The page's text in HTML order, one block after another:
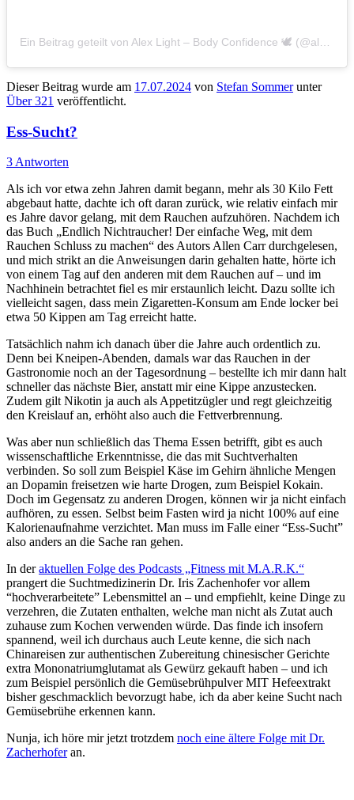
Dieser Beitrag wurde am 17.07.2024 von Stefan Sommerunter
Über 321 veröffentlicht.
Ess-Sucht?
3 Antworten
Als ich vor etwa zehn Jahren damit begann, mehr als 30 Kilo Fett
abgebaut hatte, dachte ich oft daran zurück, wie relativ einfach mir
es Jahre davor gelang, mit dem Rauchen aufzuhören. Nachdem ich
das Buch „Endlich Nichtraucher! Der einfache Weg, mit dem
Rauchen Schluss zu machen“ des Autors Allen Carr durchgelesen,
und mich strikt an die Anweisungen darin gehalten hatte, hörte ich
von einem Tag auf den anderen mit dem Rauchen auf – und im
Nachhinein betrachtet fiel es mir erstaunlich leicht. Dazu sollte ich
vielleicht sagen, dass mein Zigaretten-Konsum am Ende locker bei
etwa 50 Kippen am Tag erreicht hatte.
Tatsächlich nahm ich danach über die Jahre auch ordentlich zu.
Denn bei Kneipen-Abenden, damals war das Rauchen in der
Gastronomie noch an der Tagesordnung – bestellte ich mir dann halt
schneller das nächste Bier, anstatt mir eine Kippe anzustecken.
Zudem gilt Nikotin ja auch als Appetitzügler und regt gleichzeitig
den Kreislauf an, erhöht also auch die Fettverbrennung.
Was aber nun schließlich das Thema Essen betrifft, gibt es auch
wissenschaftliche Erkenntnisse, die das mit Suchtverhalten
verbinden. So soll zum Beispiel Käse im Gehirn ähnliche Mengen
an Dopamin freisetzen wie harte Drogen, zum Beispiel Kokain.
Doch im Gegensatz zu anderen Drogen, können wir ja nicht einfach
aufhören, zu essen. Selbst beim Fasten wird ja nicht 100% auf eine
Kalorienaufnahme verzichtet. Man muss im Falle einer “Ess-Sucht”
also anders an die Sache ran gehen.
In deraktuellen Folge des Podcasts „Fitness mit M.A.R.K.“
prangert die Suchtmedizinerin Dr. Iris Zachenhofer vor allem
“hochverarbeitete” Lebensmittel an – und empfiehlt, keine Dinge zu
verzehren, die Zutaten enthalten, welche man nicht als Zutat auch
zuhause zum Kochen verwenden würde. Das finde ich insofern
spannend, weil ich durchaus auch Leute kenne, die sich nach
Chinareisen zur authentischen Zubereitung chinesischer Gerichte
extra Mononatriumglutamat als Gewürz gekauft haben – und ich
zum Beispiel persönlich die Gemüsebrühpulver MIT Hefeextrakt
bisher geschmacklich bevorzugt habe, ich da aber keine Sucht nach
Gemüsebrühe erkennen kann.
Nunja, ich höre mir jetzt trotzdem noch eine ältere Folge mit Dr.
Zacherhoferan.